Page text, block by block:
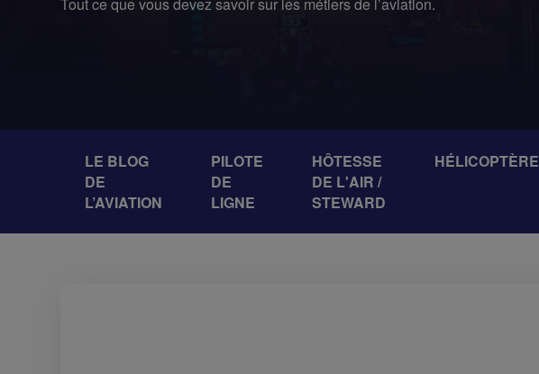
LE BLOG
DE
L’AVIATION
PILOTE
DE
LIGNE
HÔTESSE
DE L'AIR /
STEWARD
HÉLICOPTÈRE